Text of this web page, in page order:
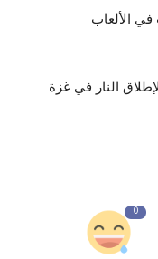
النار في غزة
0